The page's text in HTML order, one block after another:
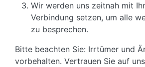
Wir werden uns zeitnah mit
Verbindung setzen, um alle
zu besprechen.
Bitte beachten Sie: Irrtümer und
vorbehalten. Vertrauen Sie auf